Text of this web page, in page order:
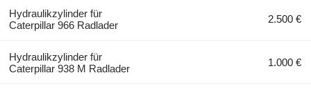
Hydraulikzylinder für
Caterpillar 966 Radlader
2.500 €
Hydraulikzylinder für
Caterpillar 938 M Radlader
1.000 €